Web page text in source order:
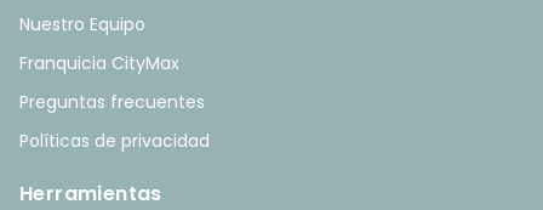
Nuestro Equipo
Franquicia CityMax
Preguntas frecuentes
Políticas de privacidad
Herramientas